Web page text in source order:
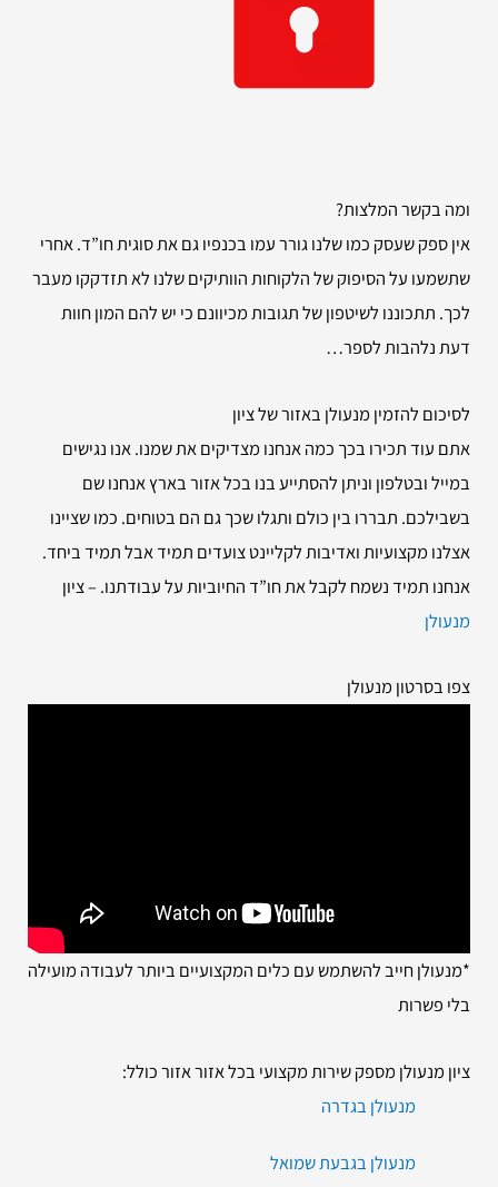
ומה בקשר המלצות?
אין ספק שעסק כמו שלנו גורר עמו בכנפיו גם את סוגית חו”ד. אחרי
שתשמעו על הסיפוק של הלקוחות הוותיקים שלנו לא תזדקקו מעבר
לכך. תתכוננו לשיטפון של תגובות מכיוונם כי יש להם המון חוות
דעת נלהבות לספר…
לסיכום להזמין מנעולן באזור של ציון
אתם עוד תכירו בכך כמה אנחנו מצדיקים את שמנו. אנו נגישים
במייל ובטלפון וניתן להסתייע בנו בכל אזור בארץ אנחנו שם
בשבילכם. תבררו בין כולם ותגלו שכך גם הם בטוחים. כמו שציינו
אצלנו מקצועיות ואדיבות לקליינט צועדים תמיד אבל תמיד ביחד.
אנחנו תמיד נשמח לקבל את חו”ד החיוביות על עבודתנו. – ציון
מנעולן
צפו בסרטון מנעולן
*מנעולן חייב להשתמש עם כלים המקצועיים ביותר לעבודה מועילה
בלי פשרות
ציון מנעולן מספק שירות מקצועי בכל אזור אזור כולל:
מנעולן בגדרה
מנעולן בגבעת שמואל